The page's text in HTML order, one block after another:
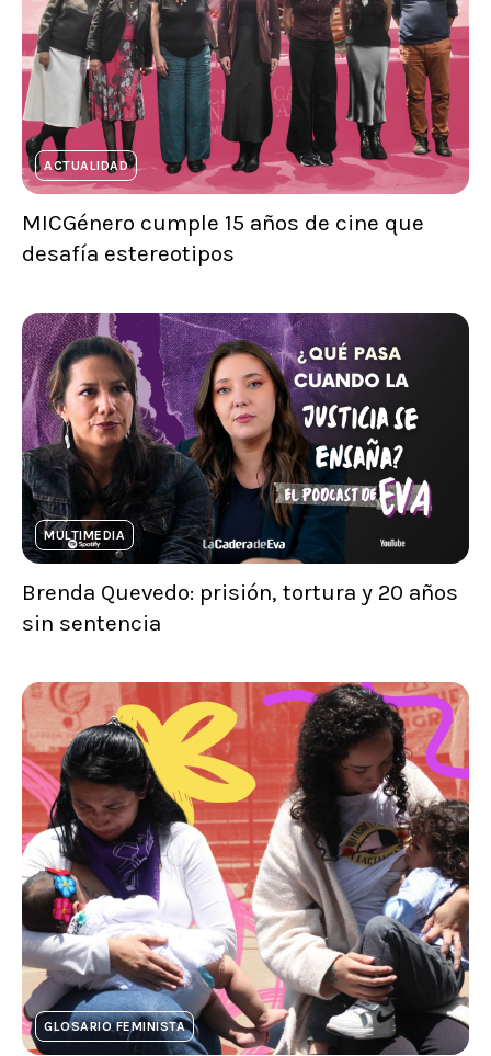
ACTUALIDAD
MICGénero cumple 15 años de cine que
desafía estereotipos
MULTIMEDIA
Brenda Quevedo: prisión, tortura y 20 años
sin sentencia
GLOSARIO FEMINISTA